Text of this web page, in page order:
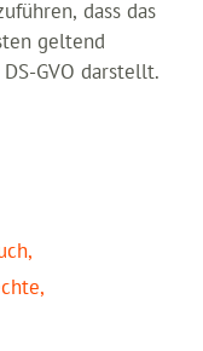
dass das
geltend
GVO darstellt.
,
,